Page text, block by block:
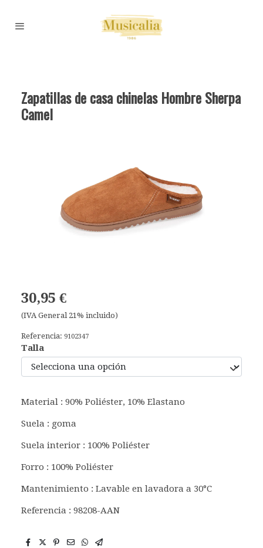
Zapatillas de casa chinelas Hombre Sherpa
Camel
30,95 €
(IVA General 21% incluido)
Referencia: 9102347
Talla
Material : 90% Poliéster, 10% Elastano
Suela : goma
Suela interior : 100% Poliéster
Forro : 100% Poliéster
Mantenimiento : Lavable en lavadora a 30°C
Referencia : 98208-AAN